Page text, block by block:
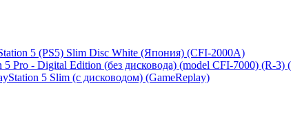
5 (PS5) Slim Disc White (Япония) (CFI-2000A)
5 Pro - Digital Edition (без дисковода) (model CFI-7000) (R-3)
5 Slim (с дисководом) (GameReplay)